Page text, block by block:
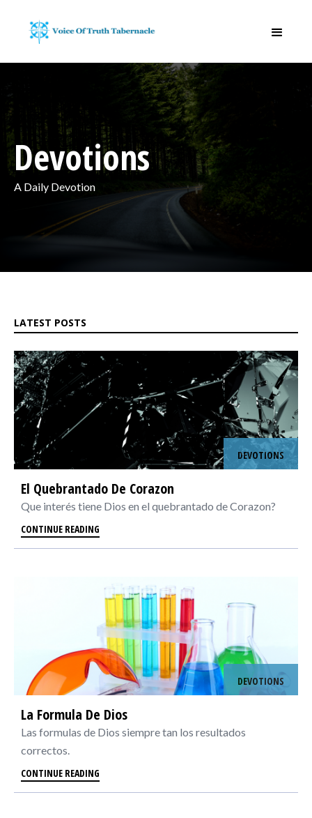
Devotions
A Daily Devotion
LATEST POSTS
DEVOTIONS
El Quebrantado De Corazon
Que interés tiene Dios en el quebrantado de Corazon?
CONTINUE READING
DEVOTIONS
La Formula De Dios
Las formulas de Dios siempre tan los resultados
correctos.
CONTINUE READING